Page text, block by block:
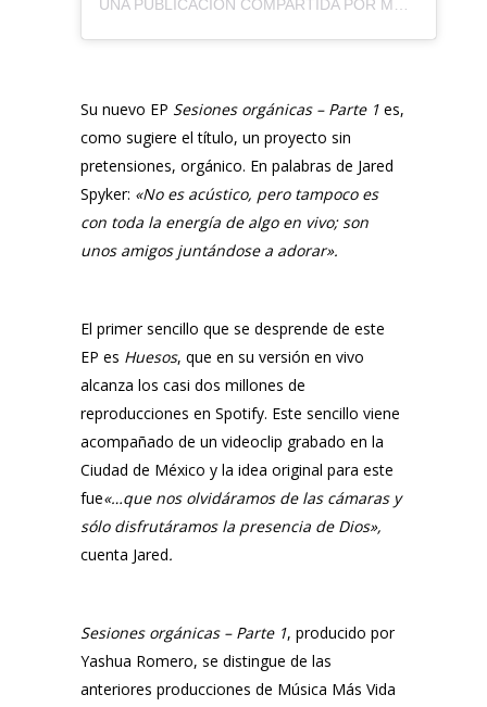
Su nuevo EP Sesiones orgánicas – Parte 1 es,
como sugiere el título, un proyecto sin
pretensiones, orgánico. En palabras de Jared
Spyker: «No es acústico, pero tampoco es
con toda la energía de algo en vivo; son
unos amigos juntándose a adorar».
El primer sencillo que se desprende de este
EP es Huesos, que en su versión en vivo
alcanza los casi dos millones de
reproducciones en Spotify. Este sencillo viene
acompañado de un videoclip grabado en la
Ciudad de México y la idea original para este
fue«…que nos olvidáramos de las cámaras y
sólo disfrutáramos la presencia de Dios»,
cuenta Jared.
Sesiones orgánicas – Parte 1, producido por
Yashua Romero, se distingue de las
anteriores producciones de Música Más Vida